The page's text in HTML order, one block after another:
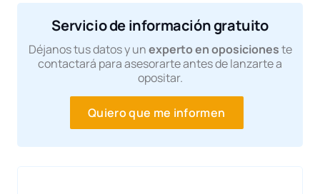
voluntario de desempate
20.10.2025
Resultado final de proceso selectivo
20.10.2025
Propuesta de nombramiento
Servicio de información gratuito
Déjanos tus datos y unexperto en oposicioneste
contactará para asesorarte antes de lanzarte a
opositar.
Quiero que me informen